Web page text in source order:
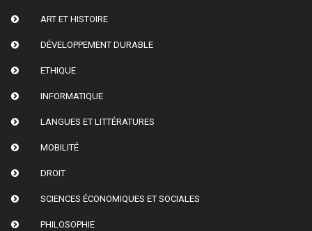
ART ET HISTOIRE
DÉVELOPPEMENT DURABLE
ETHIQUE
INFORMATIQUE
LANGUES ET LITTÉRATURES
MOBILITÉ
DROIT
SCIENCES ÉCONOMIQUES ET SOCIALES
PHILOSOPHIE